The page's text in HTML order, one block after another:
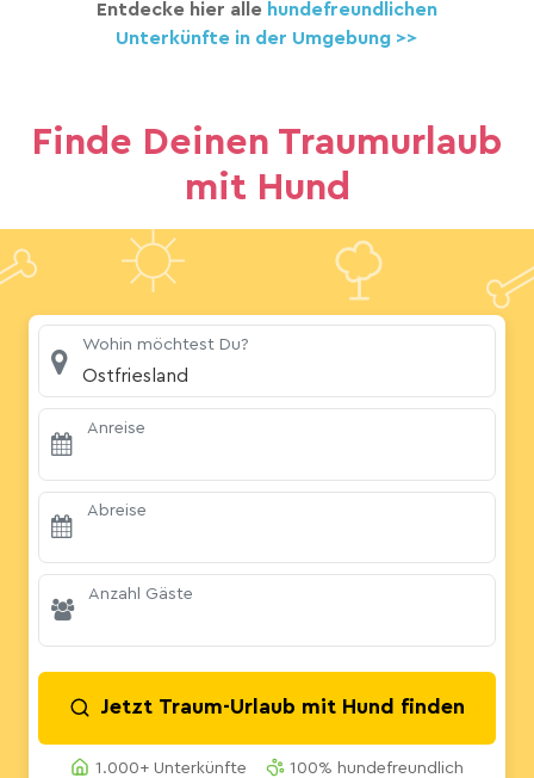
Entdecke hier alle hundefreundlichen
Unterkünfte in der Umgebung >>
Finde Deinen Traumurlaub
mit Hund
Wohin möchtest Du?
Ostfriesland
Anreise
Abreise
Anzahl Gäste
Jetzt Traum-Urlaub mit Hund finden
1.000+ Unterkünfte
100% hundefreundlich